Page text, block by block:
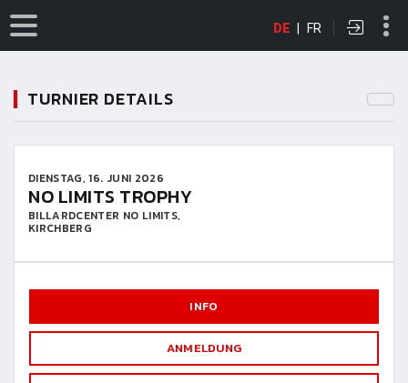
DE | FR
TURNIER DETAILS
DIENSTAG, 16. JUNI 2026
NO LIMITS TROPHY
BILLARDCENTER NO LIMITS,
KIRCHBERG
INFO
ANMELDUNG